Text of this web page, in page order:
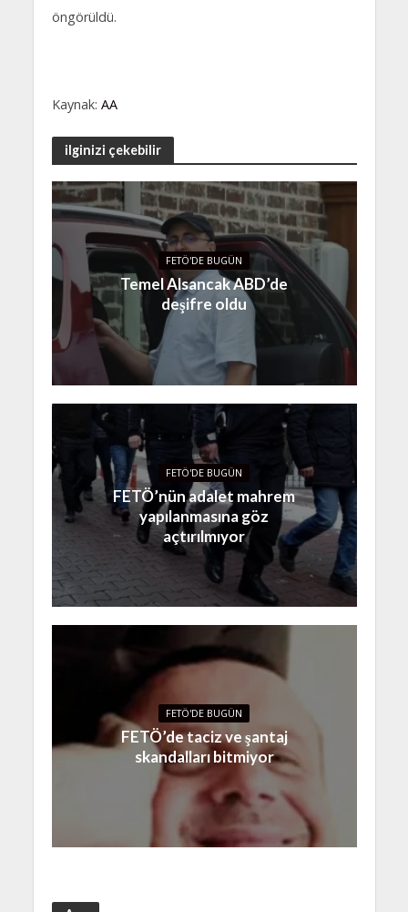
öngörüldü.
Kaynak: AA
ilginizi çekebilir
FETÖ'DE BUGÜN
Temel Alsancak ABD’de
deşifre oldu
FETÖ'DE BUGÜN
FETÖ’nün adalet mahrem
yapılanmasına göz
açtırılmıyor
FETÖ'DE BUGÜN
FETÖ’de taciz ve şantaj
skandalları bitmiyor